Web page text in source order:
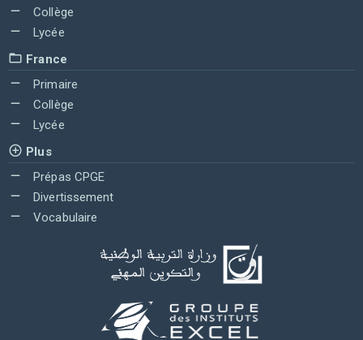
Collège
Lycée
France
Primaire
Collège
Lycée
Plus
Prépas CPGE
Divertissement
Vocabulaire